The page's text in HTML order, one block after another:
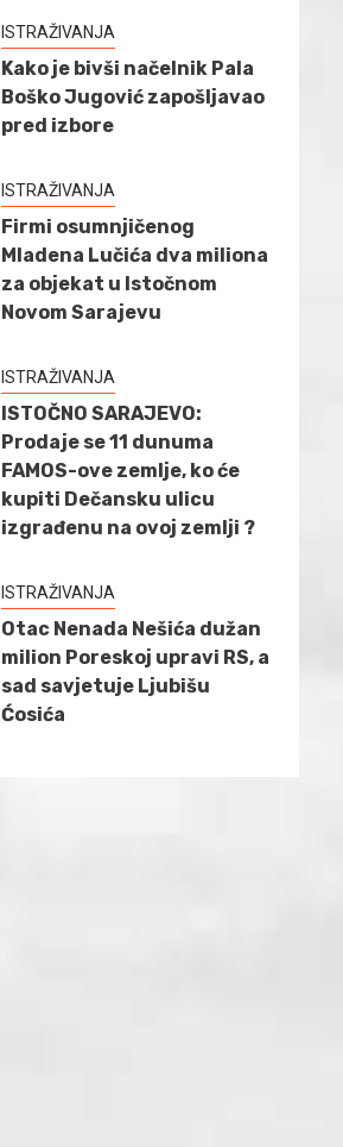
ISTRAŽIVANJA
Kako je bivši načelnik Pala
Boško Jugović zapošljavao
pred izbore
ISTRAŽIVANJA
Firmi osumnjičenog
Mladena Lučića dva miliona
za objekat u Istočnom
Novom Sarajevu
ISTRAŽIVANJA
ISTOČNO SARAJEVO:
Prodaje se 11 dunuma
FAMOS-ove zemlje, ko će
kupiti Dečansku ulicu
izgrađenu na ovoj zemlji ?
ISTRAŽIVANJA
Otac Nenada Nešića dužan
milion Poreskoj upravi RS, a
sad savjetuje Ljubišu
Ćosića